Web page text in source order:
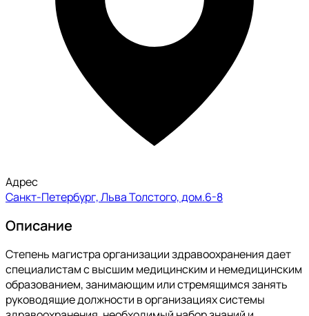
Адрес
Санкт-Петербург, Льва Толстого, дом.6-8
Описание
Степень магистра организации здравоохранения дает
специалистам с высшим медицинским и немедицинским
образованием, занимающим или стремящимся занять
руководящие должности в организациях системы